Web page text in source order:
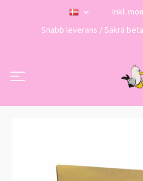
Inkl.
Snabb leverans / Säkra